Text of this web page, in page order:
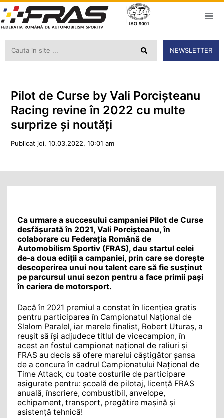
NEWSLETTER
Pilot de Curse by Vali Porcișteanu
Racing revine în 2022 cu multe
surprize și noutăți
Publicat joi, 10.03.2022, 10:01 am
Ca urmare a succesului campaniei Pilot de Curse
desfășurată în 2021, Vali Porcișteanu, în
colaborare cu Federația Română de
Automobilism Sportiv (FRAS), dau startul celei
de-a doua ediții a campaniei, prin care se dorește
descoperirea unui nou talent care să fie susținut
pe parcursul unui sezon pentru a face primii pași
în cariera de motorsport.
Dacă în 2021 premiul a constat în licențiea gratis
pentru participarea în Campionatul Național de
Slalom Paralel, iar marele finalist, Robert Uturaș, a
reușit să își adjudece titlul de vicecampion, în
acest an fostul campionat național de raliuri și
FRAS au decis să ofere marelui câștigător șansa
de a concura în cadrul Campionatului Național de
Time Attack, cu toate costurile de participare
asigurate pentru: școală de pilotaj, licență FRAS
anuală, înscriere, combustibil, anvelope,
echipament, transport, pregătire mașină și
asistență tehnică!